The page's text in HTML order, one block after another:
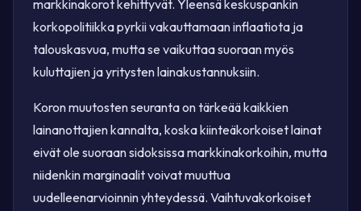
markkinakorot kehittyvät. Yleensä keskuspankin
korkopolitiikka pyrkii vakauttamaan inflaatiota ja
talouskasvua, mutta se vaikuttaa suoraan myös
kuluttajien ja yritysten lainakustannuksiin.
Koron muutosten seuranta on tärkeää kaikkien
lainanottajien kannalta, koska kiinteäkorkoiset lainat
eivät ole suoraan sidoksissa markkinakorkoihin, mutta
niidenkin marginaalit voivat muuttua
uudelleenarvioinnin yhteydessä. Vaihtuvakorkoiset